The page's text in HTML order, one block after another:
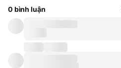
0 bình luận